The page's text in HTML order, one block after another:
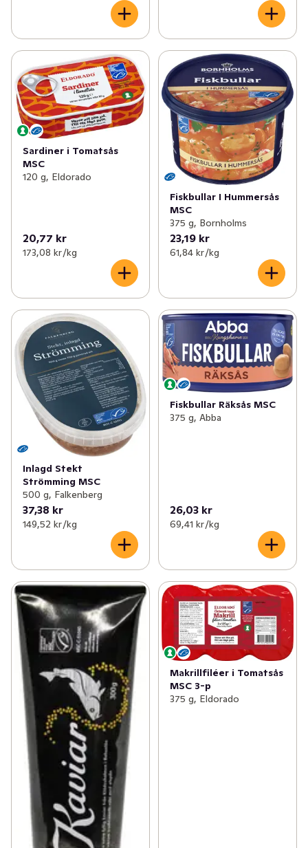
Sardiner i Tomatsås
MSC
120 g, Eldorado
20,77 kr
173,08 kr /kg
Fiskbullar I Hummersås
MSC
375 g, Bornholms
23,19 kr
61,84 kr /kg
Inlagd Stekt
Strömming MSC
500 g, Falkenberg
37,38 kr
149,52 kr /kg
Fiskbullar Räksås MSC
375 g, Abba
26,03 kr
69,41 kr /kg
Makrillfiléer i Tomatsås
MSC 3-p
375 g, Eldorado